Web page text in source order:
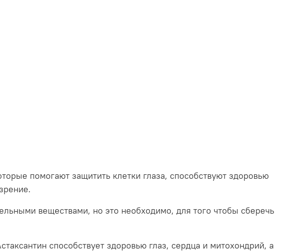
помогают защитить клетки глаза, способствуют здоровью
веществами, но это необходимо, для того чтобы сберечь
способствует здоровью глаз, сердца и митохондрий, а